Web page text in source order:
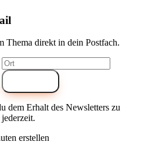
Thema direkt in dein Postfach.
dem Erhalt des Newsletters zu
erstellen